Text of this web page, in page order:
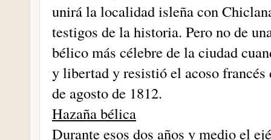
unirá la localidad isleña con
testigos de la historia. Pero no de
bélico más célebre de la ciudad
y libertad y resistió el acoso francés
de agosto de 1812.
Hazaña bélica
Durante esos dos años y medio el